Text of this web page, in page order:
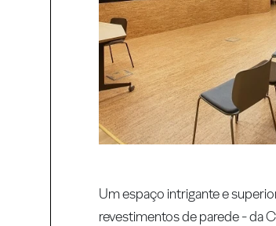
Um espaço intrigante e
revestimentos de parede - da